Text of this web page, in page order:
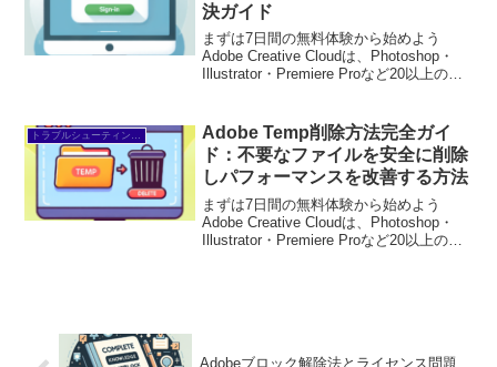
決ガイド
まずは7日間の無料体験から始めよう
Adobe Creative Cloudは、Photoshop・
Illustrator・Premiere Proなど20以上のア
→※...
トラブルシューティング/FAQ
Adobe Temp削除方法完全ガイ
ド：不要なファイルを安全に削除
しパフォーマンスを改善する方法
まずは7日間の無料体験から始めよう
Adobe Creative Cloudは、Photoshop・
Illustrator・Premiere Proなど20以上のア
Adobeブロック解除法とライセンス問題